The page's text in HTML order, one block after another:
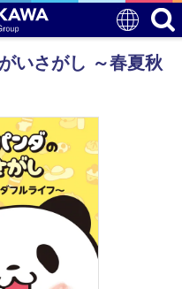
いさがし ～春夏秋